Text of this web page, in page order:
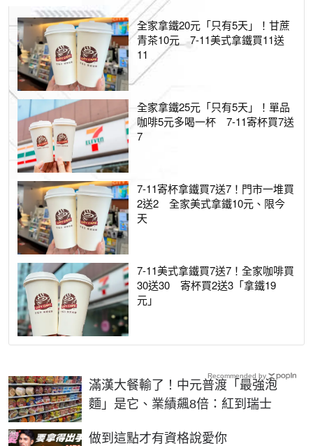
全家拿鐵20元「只有5天」！甘蔗
青茶10元 7-11美式拿鐵買11送
11
全家拿鐵25元「只有5天」！單品
咖啡5元多喝一杯 7-11寄杯買7送
7
7-11寄杯拿鐵買7送7！門市一堆買
2送2 全家美式拿鐵10元、限今
天
7-11美式拿鐵買7送7！全家咖啡買
30送30 寄杯買2送3「拿鐵19
元」
滿漢大餐輸了！中元普渡「最強泡
麵」是它、業績飆8倍：紅到瑞士
做到這點才有資格說愛你
PR
Recommended by